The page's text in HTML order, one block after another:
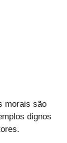
morais são
dignos